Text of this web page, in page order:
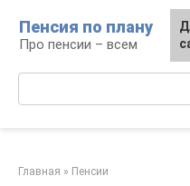
контенту
Пенсия по плану
Про пенсии – всем
Главная » Пенсии